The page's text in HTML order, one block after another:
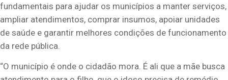
fundamentais para ajudar os municípios a manter serviços,
ampliar atendimentos, comprar insumos, apoiar unidades
de saúde e garantir melhores condições de funcionamento
da rede pública.
“O município é onde o cidadão mora. É ali que a mãe busca